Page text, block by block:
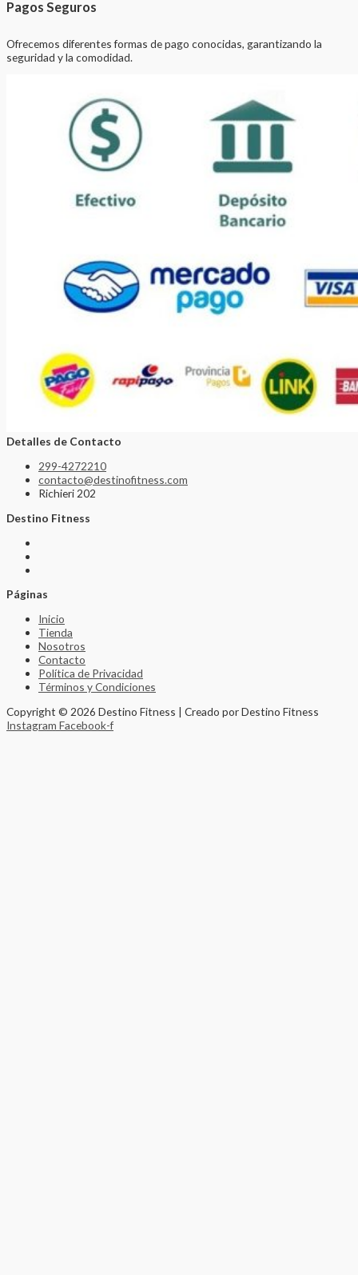
Pagos Seguros
Ofrecemos diferentes formas de pago conocidas, garantizando la
seguridad y la comodidad.
Detalles de Contacto
299-4272210
contacto@destinofitness.com
Richieri 202
Destino Fitness
Páginas
Inicio
Tienda
Nosotros
Contacto
Política de Privacidad
Términos y Condiciones
Copyright © 2026 Destino Fitness | Creado por Destino Fitness
Instagram Facebook-f